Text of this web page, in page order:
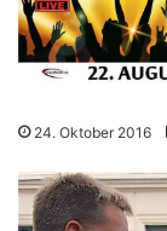
24. Oktober 2016